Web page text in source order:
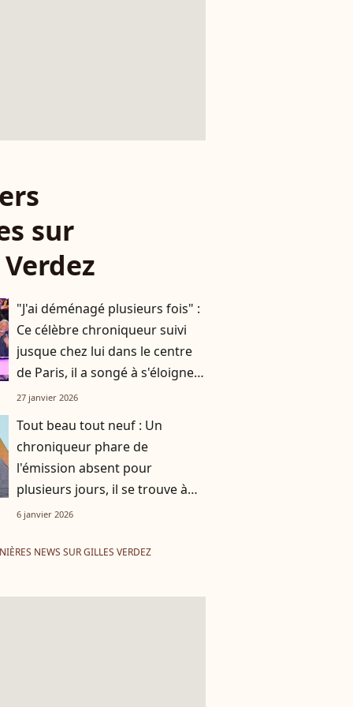
sur
"J'ai déménagé plusieurs fois" :
Ce célèbre chroniqueur suivi
jusque chez lui dans le centre
de Paris, il a songé à s'éloigner
de la télévision
27 janvier 2026
Tout beau tout neuf : Un
chroniqueur phare de
l'émission absent pour
plusieurs jours, il se trouve à
des milliers de kilomètres de la
6 janvier 2026
NEWS SUR GILLES VERDEZ